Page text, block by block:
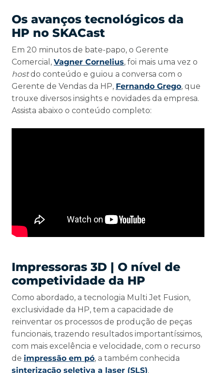
Os avanços tecnológicos da
HP no SKACast
Em 20 minutos de bate-papo, o Gerente
Comercial, Vagner Cornelius, foi mais uma vez o
hostdo conteúdo e guiou a conversa com o
Gerente de Vendas da HP, Fernando Grego, que
trouxe diversos insights e novidades da empresa.
Assista abaixo o conteúdo completo:
Impressoras 3D | O nível de
competividade da HP
Como abordado, a tecnologia Multi Jet Fusion,
exclusividade da HP, tem a capacidade de
reinventar os processos de produção de peças
funcionais, trazendo resultados importantíssimos,
com mais excelência e velocidade, com o recurso
de impressão em pó, a também conhecida
sinterização seletiva a laser (SLS).